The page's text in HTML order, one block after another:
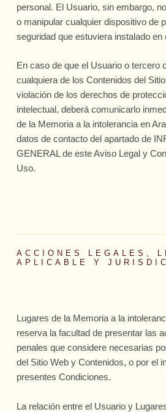
personal. El Usuario, sin embargo,
o manipular cualquier dispositivo de
seguridad que estuviera instalado en
En caso de que el Usuario o tercero
cualquiera de los Contenidos del
violación de los derechos de
intelectual, deberá comunicarlo
de la Memoria a la intolerancia en
datos de contacto del apartado de
GENERAL de este Aviso Legal y
Uso.
ACCIONES LEGALES,
APLICABLE Y
Lugares de la Memoria a la
reserva la facultad de presentar las
penales que considere necesarias
del Sitio Web y Contenidos, o por el
presentes Condiciones.
La relación entre el Usuario y